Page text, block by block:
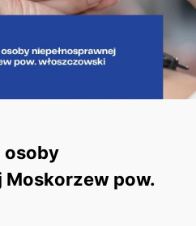
osoby
Moskorzew pow.